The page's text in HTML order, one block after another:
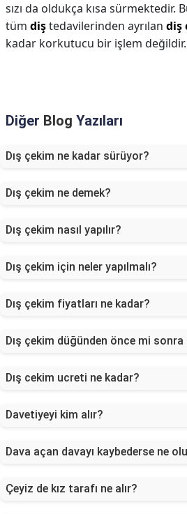
sızı da oldukça kısa sürmektedir.
tüm diştedavilerinden ayrılan diş
kadar korkutucu bir işlem değildir.
Diğer Blog Yazıları
Dış çekim ne kadar sürüyor?
Dış çekim ne demek?
Dış çekim nasıl yapılır?
Dış çekim için neler yapılmalı?
Dış çekim fiyatları ne kadar?
Dış çekim düğünden önce mi sonra
Dış cekim ucreti ne kadar?
Davetiyeyi kim alır?
Dava açan davayı kaybederse ne
Çeyiz de kız tarafı ne alır?